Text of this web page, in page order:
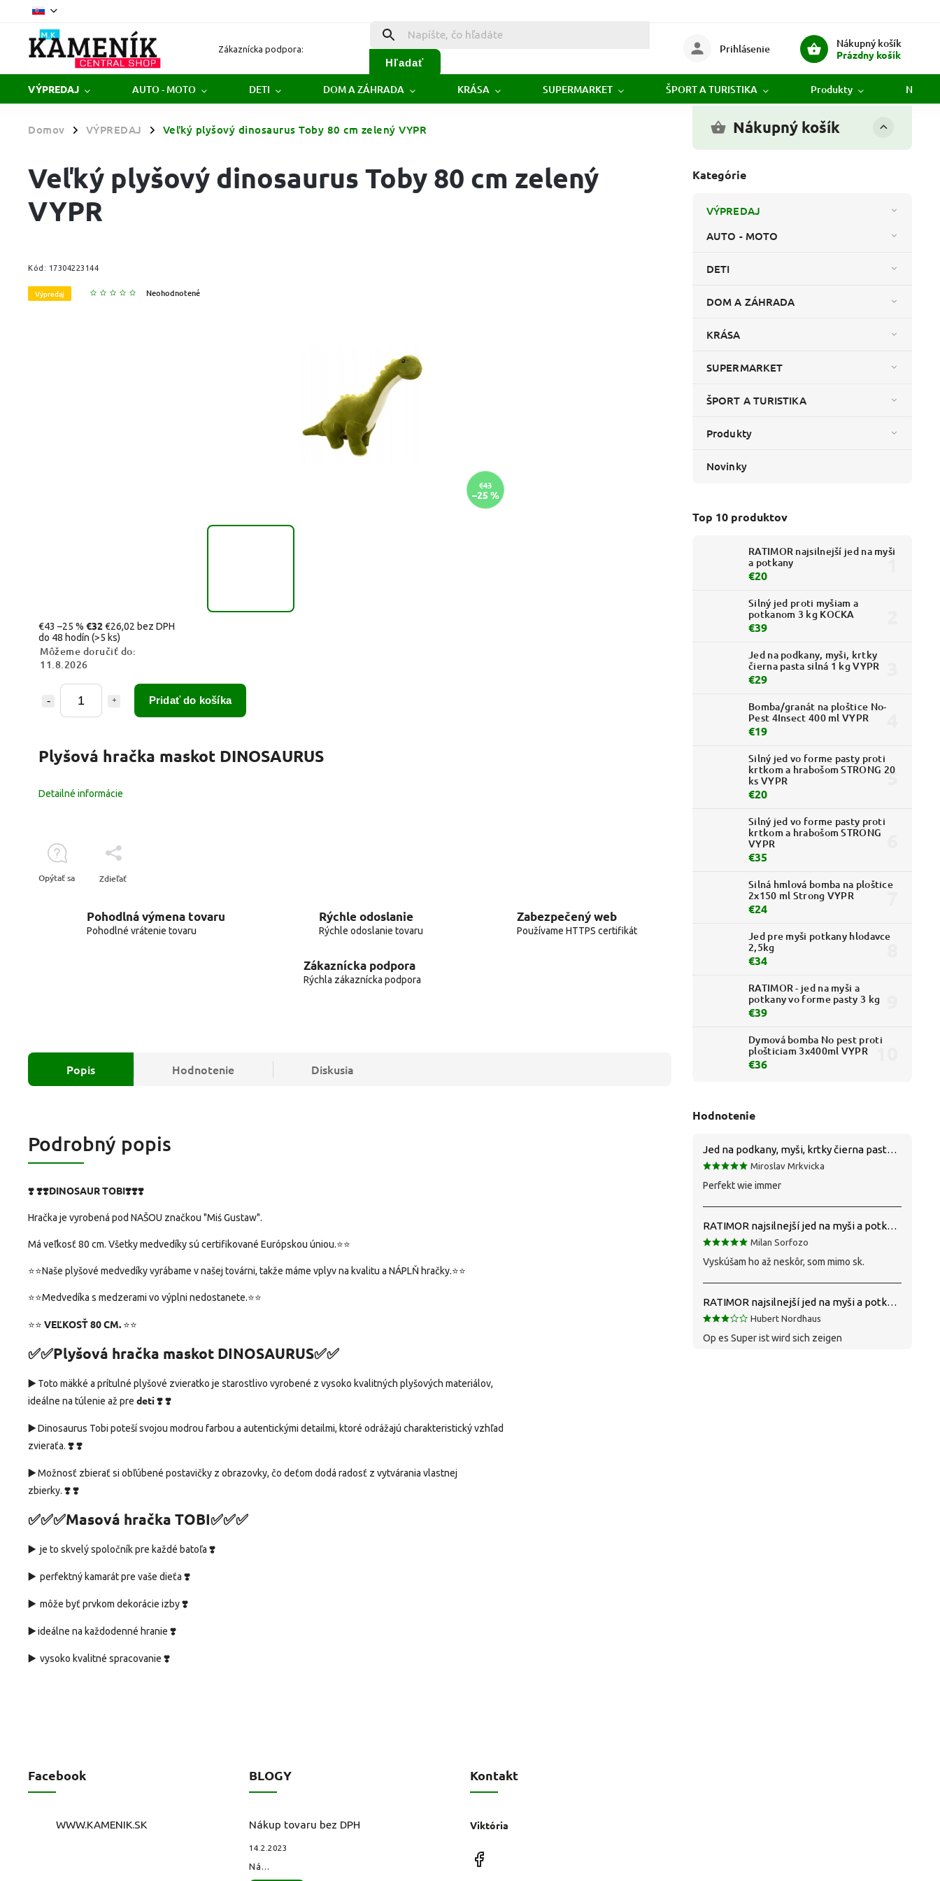
Zákaznícka podpora:
Hľadať
Nákupný košík
Prázdny košík
Prihlásenie
VÝPREDAJ AUTO - MOTO DETI DOM A ZÁHRADA KRÁSA SUPERMARKET ŠPORT A TURISTIKA Produkty
Domov / VÝPREDAJ / Veľký plyšový dinosaurus Toby 80 cm zelený VYPR Nákupný košík
Kategórie
VÝPREDAJ
AUTO - MOTO
DETI
DOM A ZÁHRADA
KRÁSA
SUPERMARKET
ŠPORT A TURISTIKA
Produkty
Novinky
Top 10 produktov
RATIMOR najsilnejší jed na myši
a potkany
€20
Silný jed proti myšiam a
potkanom 3 kg KOCKA
€39
Jed na podkany, myši, krtky
čierna pasta silná 1 kg VYPR
€29
Bomba/granát na ploštice No-
Pest 4Insect 400 ml VYPR
€19
Silný jed vo forme pasty proti
krtkom a hrabošom STRONG 20
ks VYPR
€20
Silný jed vo forme pasty proti
krtkom a hrabošom STRONG
VYPR
€35
Silná hmlová bomba na ploštice
2x150 ml Strong VYPR
€24
Jed pre myši potkany hlodavce
2,5kg
€34
RATIMOR - jed na myši a
potkany vo forme pasty 3 kg
€39
Dymová bomba No pest proti
plošticiam 3x400ml VYPR
€36
Hodnotenie
Jed na podkany, myši, krtky čierna pasta silná 1 kg VYPR
Miroslav Mrkvicka
Perfekt wie immer
RATIMOR najsilnejší jed na myši a potkany
Milan Sorfozo
Vyskúšam ho až neskôr, som mimo sk.
RATIMOR najsilnejší jed na myši a potkany
Hubert Nordhaus
Op es Super ist wird sich zeigen
Veľký plyšový dinosaurus Toby 80 cm zelený
VYPR
Kód: 17304223144
Výpredaj Neohodnotené
€43
–25 %
€43 –25 % €32 €26,02 bez DPH
do 48 hodín (>5 ks)
Môžeme doručiť do:
11.8.2026
Pridať do košíka
Plyšová hračka maskot DINOSAURUS
Detailné informácie
Opýtať sa Zdieľať
Pohodlná výmena tovaru
Pohodlné vrátenie tovaru
Rýchle odoslanie
Rýchle odoslanie tovaru
Zabezpečený web
Používame HTTPS certifikát
Zákaznícka podpora
Rýchla zákaznícka podpora
Popis Hodnotenie Diskusia
Podrobný popis
❣️❣️❣️DINOSAUR TOBI❣️❣️❣️
Hračka je vyrobená pod NAŠOU značkou "Miś Gustaw".
Má veľkosť 80 cm. Všetky medvedíky sú certifikované Európskou úniou.⭐⭐
⭐⭐Naše plyšové medvedíky vyrábame v našej továrni, takže máme vplyv na kvalitu a NÁPLŇ hračky.⭐⭐
⭐⭐Medvedíka s medzerami vo výplni nedostanete.⭐⭐
⭐⭐ VEĽKOSŤ 80 CM. ⭐⭐
✅✅Plyšová hračka maskot DINOSAURUS✅✅
▶️ Toto mäkké a prítulné plyšové zvieratko je starostlivo vyrobené z vysoko kvalitných plyšových materiálov,
ideálne na túlenie až pre deti ❣️❣️
▶️Dinosaurus Tobi poteší svojou modrou farbou a autentickými detailmi, ktoré odrážajú charakteristický vzhľad
zvieraťa. ❣️❣️
▶️Možnosť zbierať si obľúbené postavičky z obrazovky, čo deťom dodá radosť z vytvárania vlastnej
zbierky. ❣️❣️
✅✅✅Masová hračka TOBI✅✅✅
▶️ je to skvelý spoločník pre každé batoľa ❣️
▶️ perfektný kamarát pre vaše dieťa ❣️
▶️ môže byť prvkom dekorácie izby❣️
▶️ideálne na každodenné hranie ❣️
▶️ vysoko kvalitné spracovanie ❣️
Facebook
WWW.KAMENIK.SK
BLOGY
Nákup tovaru bez DPH
14.2.2023
Ná...
Kontakt
Viktória